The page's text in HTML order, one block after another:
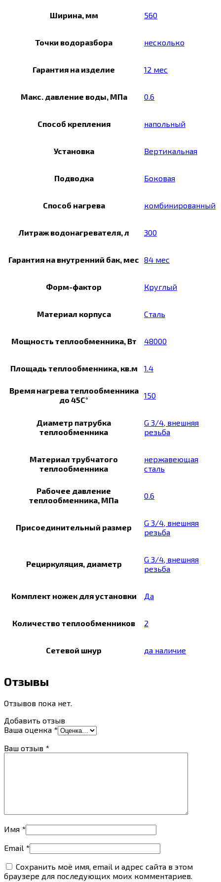
Ширина, мм 560
Точки водоразбора несколько
Гарантия на изделие 12 мес
Макс. давление воды, МПа 0.6
Способ крепления напольный
Установка Вертикальная
Подводка Боковая
Способ нагрева комбинированный
Литраж водонагревателя, л 300
Гарантия на внутренний бак, мес 84 мес
Форм-фактор Круглый
Материал корпуса Сталь
Мощность теплообменника, Вт 48000
Площадь теплообменника, кв.м 1.4
Время нагрева теплообменника
до 45C°
150
Диаметр патрубка
теплообменника
G 3/4, внешняя
резьба
Материал трубчатого
теплообменника
нержавеющая
сталь
Рабочее давление
теплообменника, МПа
0.6
Присоединительный размер
G 3/4, внешняя
резьба
Рециркуляция, диаметр
G 3/4, внешняя
резьба
Комплект ножек для установки Да
Количество теплообменников 2
Сетевой шнур да наличие
Отзывы
Отзывов пока нет.
Добавить отзыв
Ваша оценка *
Ваш отзыв *
Имя *
Email *
Сохранить моё имя, email и адрес сайта в этом
браузере для последующих моих комментариев.